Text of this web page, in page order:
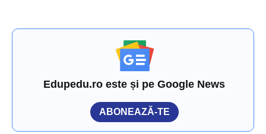
Edupedu.ro este și pe Google News
ABONEAZĂ-TE